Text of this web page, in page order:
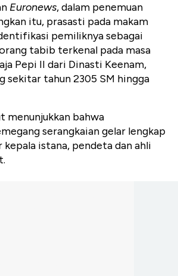
Euronews, dalam penemuan
itu, prasasti pada makam
pemiliknya sebagai
tabib terkenal pada masa
Pepi II dari Dinasti Keenam,
sekitar tahun 2305 SM hingga
menunjukkan bahwa
serangkaian gelar lengkap
istana, pendeta dan ahli